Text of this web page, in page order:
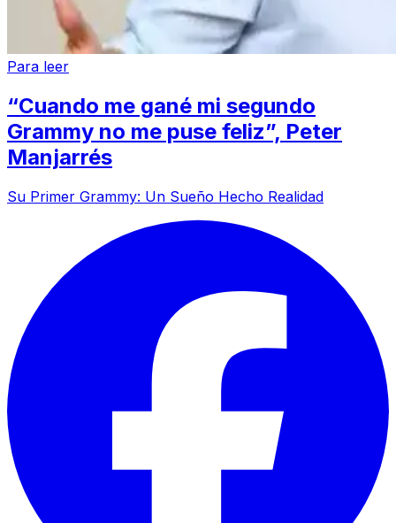
Para leer
“Cuando me gané mi segundo
Grammy no me puse feliz”, Peter
Manjarrés
Su Primer Grammy: Un Sueño Hecho Realidad